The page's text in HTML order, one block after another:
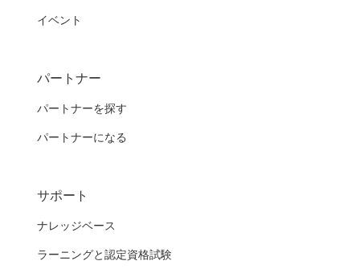
イベント
パートナー
パートナーを探す
パートナーになる
サポート
ナレッジベース
ラーニングと認定資格試験